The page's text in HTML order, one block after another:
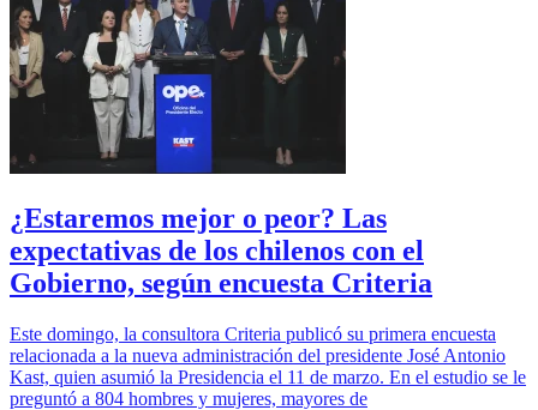
¿Estaremos mejor o peor? Las
expectativas de los chilenos con el
Gobierno, según encuesta Criteria
Este domingo, la consultora Criteria publicó su primera encuesta
relacionada a la nueva administración del presidente José Antonio
Kast, quien asumió la Presidencia el 11 de marzo. En el estudio se le
preguntó a 804 hombres y mujeres, mayores de